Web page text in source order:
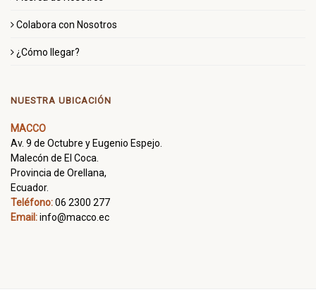
Colabora con Nosotros
¿Cómo llegar?
NUESTRA UBICACIÓN
MACCO
Av. 9 de Octubre y Eugenio Espejo.
Malecón de El Coca.
Provincia de Orellana,
Ecuador.
Teléfono:06 2300 277
Email:info@macco.ec